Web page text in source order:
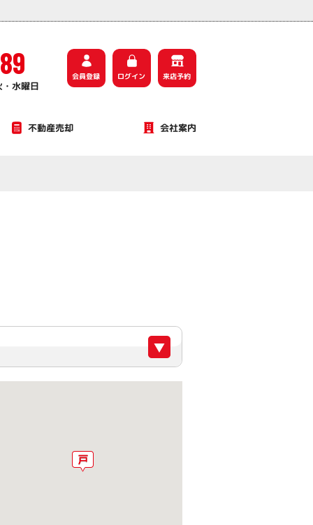
水曜日
会員登録 ログイン 来店予約
不動産売却 会社案内